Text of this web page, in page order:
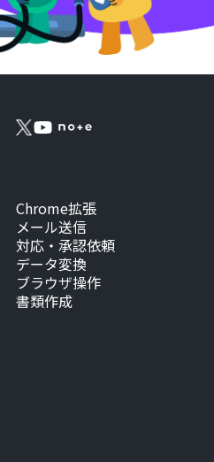
Chrome拡張
メール送信
対応・承認依頼
データ変換
ブラウザ操作
書類作成